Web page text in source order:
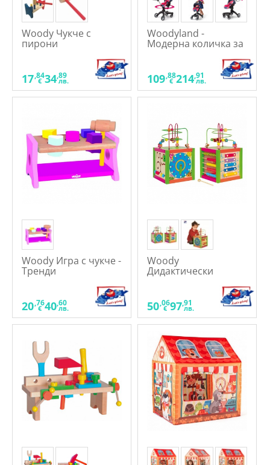
Woody Чукче с
пирони
17,84
€ 34,89
лв.
Woodyland -
Модерна количка за
кукли и столче за
109,88
€ 214,91
лв.
Woody Игра с чукче -
Тренди
20,76
€ 40,60
лв.
Woody
Дидактически
50,06
€ 97,91
лв.